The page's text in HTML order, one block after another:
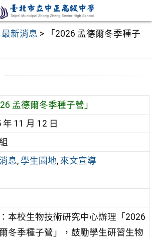
最新消息 >
「2026 孟德爾冬季種子
孟德爾冬季種子營」
年 11 月 12 日
息, 學生園地, 來文宣導
本校生物技術研究中心辦理「2026
冬季種子營」，鼓勵學生研習生物